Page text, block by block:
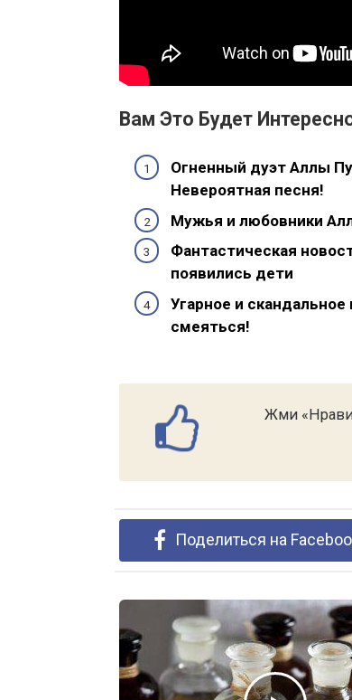
Вам Это Будет
Огненный дуэт Аллы
Невероятная песня!
Мужья и любовники
Фантастическая
появились дети
Угарное и
смеяться!
Жми
Поделиться на